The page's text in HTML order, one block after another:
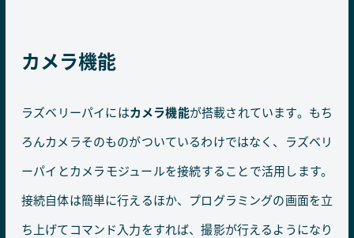
カメラ機能
ラズベリーパイにはカメラ機能が搭載されています。もち
ろんカメラそのものがついているわけではなく、ラズベリ
ーパイとカメラモジュールを接続することで活用します。
接続自体は簡単に行えるほか、プログラミングの画面を立
ち上げてコマンド入力をすれば、撮影が行えるようになり